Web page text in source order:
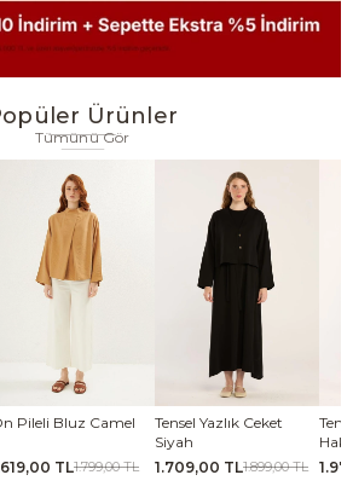
Ürünler
Tümünü Gör
Pileli Bluz Camel
TL1.799,00 TL
Tensel Yazlık Ceket
Siyah
1.709,00 TL1.899,00 TL
Haki